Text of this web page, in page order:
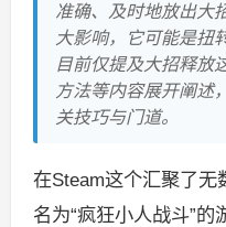
准确、及时地放出大
大影响，它可能是扭
目前仅提及大招释放
方法等内容展开阐述
关技巧与门道。
在Steam这个汇聚了无
名为“疯狂小人战斗”